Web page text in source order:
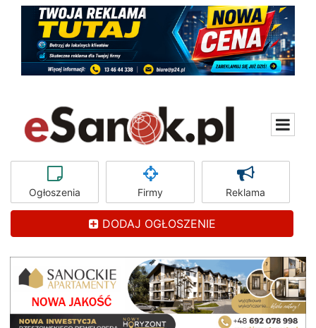
Ogłoszenia Firmy Reklama
DODAJ OGŁOSZENIE